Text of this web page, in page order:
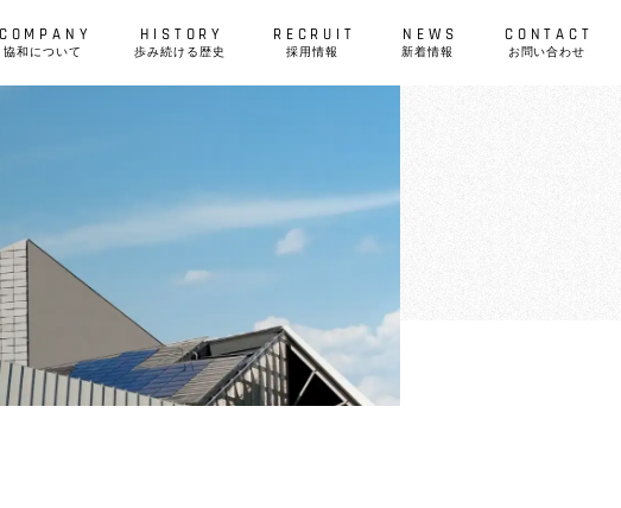
協和について 歩み続ける歴史 採用情報 新着情報 お問い合わせ